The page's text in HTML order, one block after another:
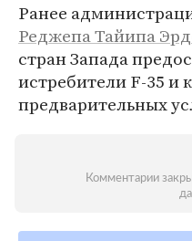
Ранее
Реджепа Тайипа
стран Запада
истребители F-35 и
предварительных
Комментарии